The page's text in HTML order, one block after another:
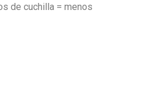
de cuchilla = menos